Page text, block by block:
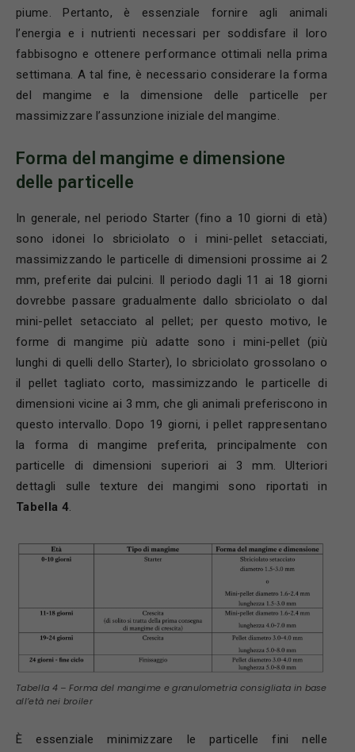
piume. Pertanto, è essenziale fornire agli animali
l’energia e i nutrienti necessari per soddisfare il loro
fabbisogno e ottenere performance ottimali nella prima
settimana. A tal fine, è necessario considerare la forma
del mangime e la dimensione delle particelle per
massimizzare l’assunzione iniziale del mangime.
Forma del mangime e dimensione
delle particelle
In generale, nel periodo Starter (fino a 10 giorni di età)
sono idonei lo sbriciolato o i mini-pellet setacciati,
massimizzando le particelle di dimensioni prossime ai 2
mm, preferite dai pulcini. Il periodo dagli 11 ai 18 giorni
dovrebbe passare gradualmente dallo sbriciolato o dal
mini-pellet setacciato al pellet; per questo motivo, le
forme di mangime più adatte sono i mini-pellet (più
lunghi di quelli dello Starter), lo sbriciolato grossolano o
il pellet tagliato corto, massimizzando le particelle di
dimensioni vicine ai 3 mm, che gli animali preferiscono in
questo intervallo. Dopo 19 giorni, i pellet rappresentano
la forma di mangime preferita, principalmente con
particelle di dimensioni superiori ai 3 mm. Ulteriori
dettagli sulle texture dei mangimi sono riportati in
Tabella 4.
Tabella 4 – Forma del mangime e granulometria consigliata in base
all’età nei broiler
È essenziale minimizzare le particelle fini nelle